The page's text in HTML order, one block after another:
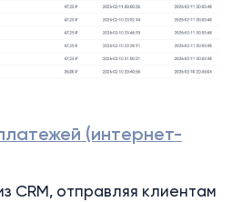
(интернет-
CRM, отправляя клиентам